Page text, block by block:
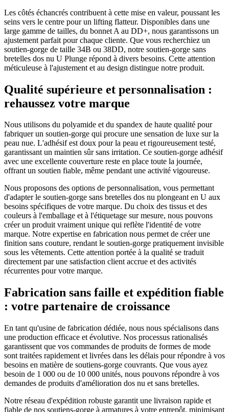
Les côtés échancrés contribuent à cette mise en valeur, poussant les
seins vers le centre pour un lifting flatteur. Disponibles dans une
large gamme de tailles, du bonnet A au DD+, nous garantissons un
ajustement parfait pour chaque cliente. Que vous recherchiez un
soutien-gorge de taille 34B ou 38DD, notre soutien-gorge sans
bretelles dos nu U Plunge répond à divers besoins. Cette attention
méticuleuse à l'ajustement et au design distingue notre produit.
Qualité supérieure et personnalisation :
rehaussez votre marque
Nous utilisons du polyamide et du spandex de haute qualité pour
fabriquer un soutien-gorge qui procure une sensation de luxe sur la
peau nue. L'adhésif est doux pour la peau et rigoureusement testé,
garantissant un maintien sûr sans irritation. Ce soutien-gorge adhésif
avec une excellente couverture reste en place toute la journée,
offrant un soutien fiable, même pendant une activité vigoureuse.
Nous proposons des options de personnalisation, vous permettant
d'adapter le soutien-gorge sans bretelles dos nu plongeant en U aux
besoins spécifiques de votre marque. Du choix des tissus et des
couleurs à l'emballage et à l'étiquetage sur mesure, nous pouvons
créer un produit vraiment unique qui reflète l'identité de votre
marque. Notre expertise en fabrication nous permet de créer une
finition sans couture, rendant le soutien-gorge pratiquement invisible
sous les vêtements. Cette attention portée à la qualité se traduit
directement par une satisfaction client accrue et des activités
récurrentes pour votre marque.
Fabrication sans faille et expédition fiable
: votre partenaire de croissance
En tant qu'usine de fabrication dédiée, nous nous spécialisons dans
une production efficace et évolutive. Nos processus rationalisés
garantissent que vos commandes de produits de formes de mode
sont traitées rapidement et livrées dans les délais pour répondre à vos
besoins en matière de soutiens-gorge couvrants. Que vous ayez
besoin de 1 000 ou de 10 000 unités, nous pouvons répondre à vos
demandes de produits d'amélioration dos nu et sans bretelles.
Notre réseau d'expédition robuste garantit une livraison rapide et
fiable de nos soutiens-gorge à armatures à votre entrepôt, minimisant